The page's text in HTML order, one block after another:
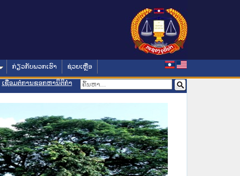
ກ່ຽວກັບພວກເຮົາ ຊ່ວຍເຫຼືອ
ເຊື່ອມຕໍ່ການຊອກຫານິຕິກຳ